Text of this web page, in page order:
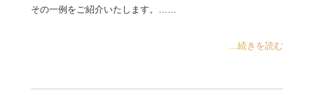
その一例をご紹介いたします。……
...続きを読む